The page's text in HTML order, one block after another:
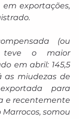
em exportações,
teve o maior
em abril: 145,5
as miudezas de
para
e recentemente
somou